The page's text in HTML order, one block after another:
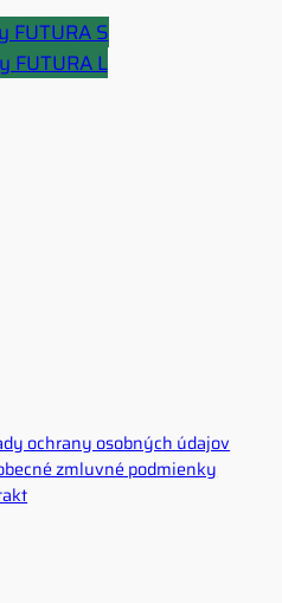
FUTURA S
FUTURA L
ochrany osobných údajov
zmluvné podmienky